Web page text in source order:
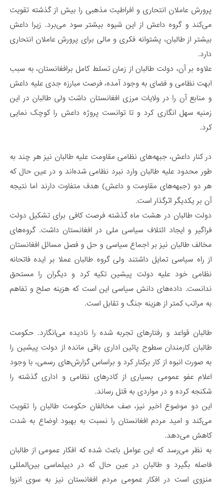
پرورش عاملان انتحاری و افراطیت مذهبی را بیش از گذشته تقویت
می‌کند و گروه داعش از این شیوه بیشتر سود‌ می‌برد. زیرا داعش
بیشتر از طالبان، پشتوانه فکری و مالی برای پرورش عاملان انتحاری
دارد.
علاوه بر آن، دولت طالبان از زمان تسلط کامل برافغانستان، به سبب
ابهت نظامی و فضای به وجود آمده، فرصت مبارزه جدی علیه داعش
و منابع آن را در ولایات مرزی افغانستان داشت ولی طالبان در این
زمنیه سهل انگاری کرد و تا توانست پروژه داعش را کوچک نمایی
کرد.
در کنار داعش، جبهه‌های نظامی مقاومت علیه طالبان نیز هر چند به
طور محدود علیه طالبان وارد نبرد نظامی شده‌اند و در عین حال که
هر دو (جبهه‌های مقاومت و داعش) هدف متفاوت دارند اما نتیجه
آن بر یکدیگر اثرگذار است.
دولت طالبان در هشت ماه گذشته فرصت کافی برای تشکیل دولت
فراگیر و ایجاد ائتلاف سیاسی ملی در افغانستان داشت. گروه‌های
مخالف طالبان نیز بر اجماع سیاسی و حل و فصل مسائل افغانستان
از راه سیاسی تمایل داشتند ولی گروه طالبان عملا بر ایده فاتحانه
نظامی خود علیه دولت پیشین تکیه کرد و دیگران را مستحق
ندانست. داده‌های دانش سیاسی این است که هزینه صلح و تفاهم
به مراتب کمتر از هزینه جنگ و تقابل است.
طالبان قواعد و رفتارهای تجربه شده را نادیده می‌انگارد. حکومت
طالبان کارمندان سطوح پائین اداری باقی مانده از دولت پیشین را
به صورت انبوه از کار برکنار کرد و براساس گزارش‌های رسمی، با وجود
اعلام عفو عمومی بسیاری از کادرهای نظامی و اداری گذشته را
شکنجه کرده و در مواردی به قتل رساند.
این دو موضوع اخیر نیز، صف مخالفان حکومت طالبان را تقویت
می‌کند و امید مردم افغانستان را نسبت به بهبود اوضاع به شدت
کاهش می‌دهد.
به نظر می‌رسد که این عوامل باعث شده که افکار عمومی از طالبان
فاصله بگیرد و طالبان در عین حال که در دیپلماسی بین‌المللی
منزوی است در افکار عمومی مردم افغانستان نیز به سوی انزوا